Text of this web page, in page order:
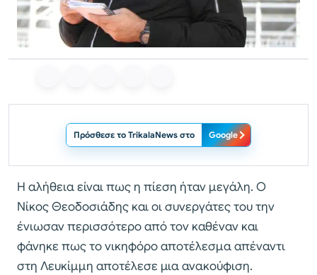
Πρόσθεσε το TrikalaNews στο Google
Η αλήθεια είναι πως η πίεση ήταν μεγάλη. Ο
Νίκος Θεοδοσιάδης και οι συνεργάτες του την
ένιωσαν περισσότερο από τον καθέναν και
φάνηκε πως το νικηφόρο αποτέλεσμα απέναντι
στη Λευκίμμη αποτέλεσε μια ανακούφιση.